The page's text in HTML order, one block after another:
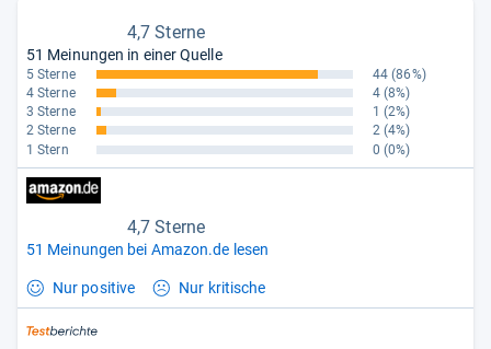
4,7 Sterne
51 Meinungen in einer Quelle
5 Sterne 44 (86%)
4 Sterne
4 (8%)
3 Sterne
1 (2%)
2 Sterne
2 (4%)
1 Stern
0 (0%)
4,7 Sterne
51 Meinungen bei Amazon.de lesen
Nur positive Nur kritische